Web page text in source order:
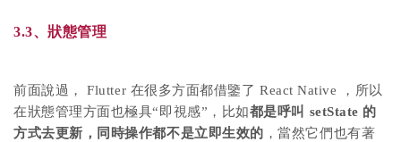
3.3、狀態管理
前面說過， Flutter 在很多方面都借鑒了 React Native ，所以
在狀態管理方面也極具“即視感”，比如都是呼叫 setState 的
方式去更新，同時操作都不是立即生效的 ，當然它們也有著